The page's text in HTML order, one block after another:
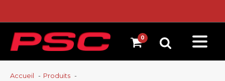
Accueil
Produits